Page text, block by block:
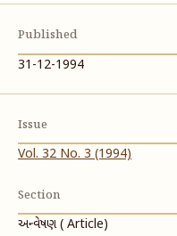
Published
31-12-1994
Issue
Vol. 32 No. 3 (1994)
Section
અન્વેષણ ( Article)